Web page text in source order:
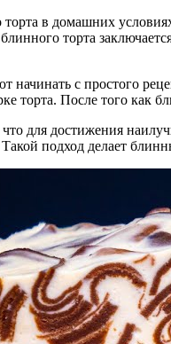
в домашних
торта
начинать с простого
торта. После того
для достижения
подход делает